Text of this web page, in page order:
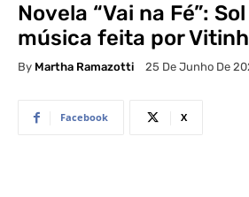
Novela “Vai na Fé”:
música feita por
By Martha Ramazotti 25 De Junho De
Facebook X